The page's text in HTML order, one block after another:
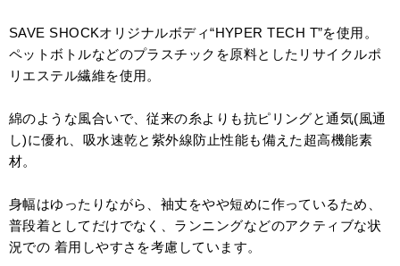
SAVE SHOCKオリジナルボディ“HYPER TECH T”を使用。
ペットボトルなどのプラスチックを原料としたリサイクルポ
リエステル繊維を使用。
綿のような風合いで、従来の糸よりも抗ピリングと通気(風通
し)に優れ、吸水速乾と紫外線防止性能も備えた超高機能素
材。
身幅はゆったりながら、袖丈をやや短めに作っているため、
普段着としてだけでなく、ランニングなどのアクティブな状
況での 着用しやすさを考慮しています。